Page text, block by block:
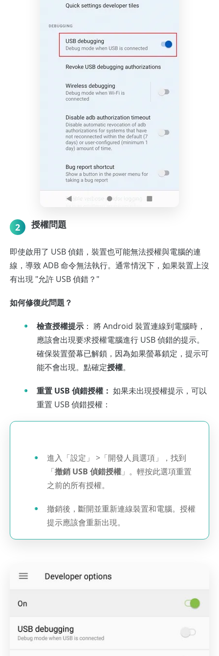
2 授權問題
即使啟用了 USB 偵錯，裝置也可能無法授權與電腦的連
線，導致 ADB 命令無法執行。通常情況下，如果裝置上沒
有出現 "允許 USB 偵錯？"
如何修復此問題？
檢查授權提示 ： 將 Android 裝置連線到電腦時，
應該會出現要求授權電腦進行 USB 偵錯的提示。
確保裝置螢幕已解鎖，因為如果螢幕鎖定，提示可
能不會出現。點確定授權。
重置 USB 偵錯授權： 如果未出現授權提示，可以
重置 USB 偵錯授權：
進入「設定」 >「開發人員選項」，找到
「撤銷 USB 偵錯授權 」。輕按此選項重置
之前的所有授權。
撤銷後，斷開並重新連線裝置和電腦。授權
提示應該會重新出現。